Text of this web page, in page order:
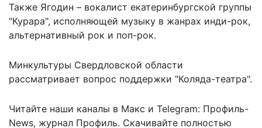
Также Ягодин – вокалист екатеринбургской группы
"Курара", исполняющей музыку в жанрах инди-рок,
альтернативный рок и поп-рок.
Минкультуры Свердловской области
рассматривает вопрос поддержки "Коляда-театра".
Читайте наши каналы в Макс и Telegram: Профиль-
News, журнал Профиль. Скачивайте полностью